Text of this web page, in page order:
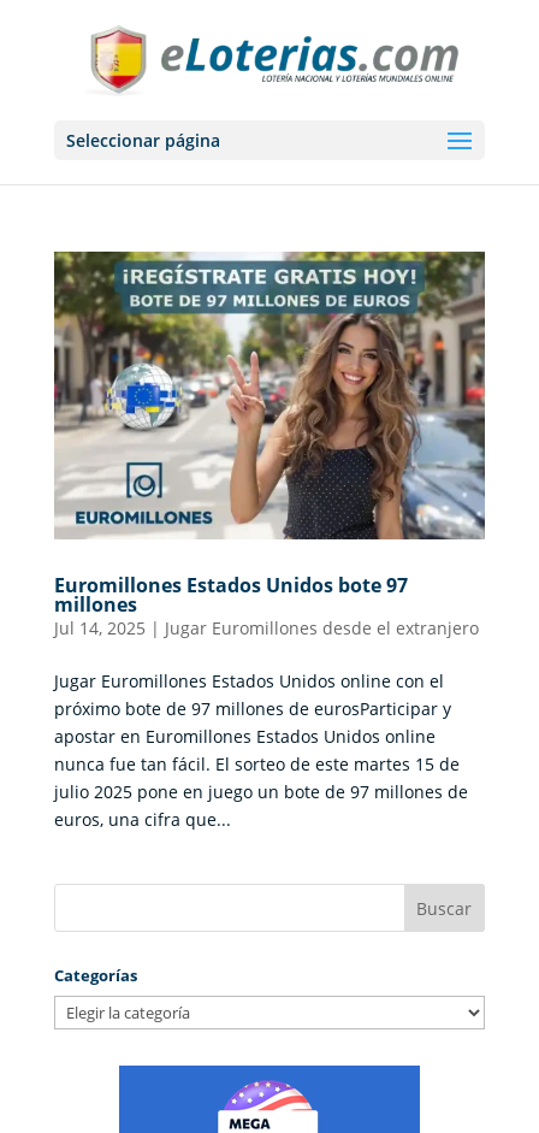
Seleccionar página
Euromillones Estados Unidos bote 97
millones
Jul 14, 2025 | Jugar Euromillones desde el extranjero
Jugar Euromillones Estados Unidos online con el
próximo bote de 97 millones de eurosParticipar y
apostar en Euromillones Estados Unidos online
nunca fue tan fácil. El sorteo de este martes 15 de
julio 2025 pone en juego un bote de 97 millones de
euros, una cifra que...
Categorías
Categorías